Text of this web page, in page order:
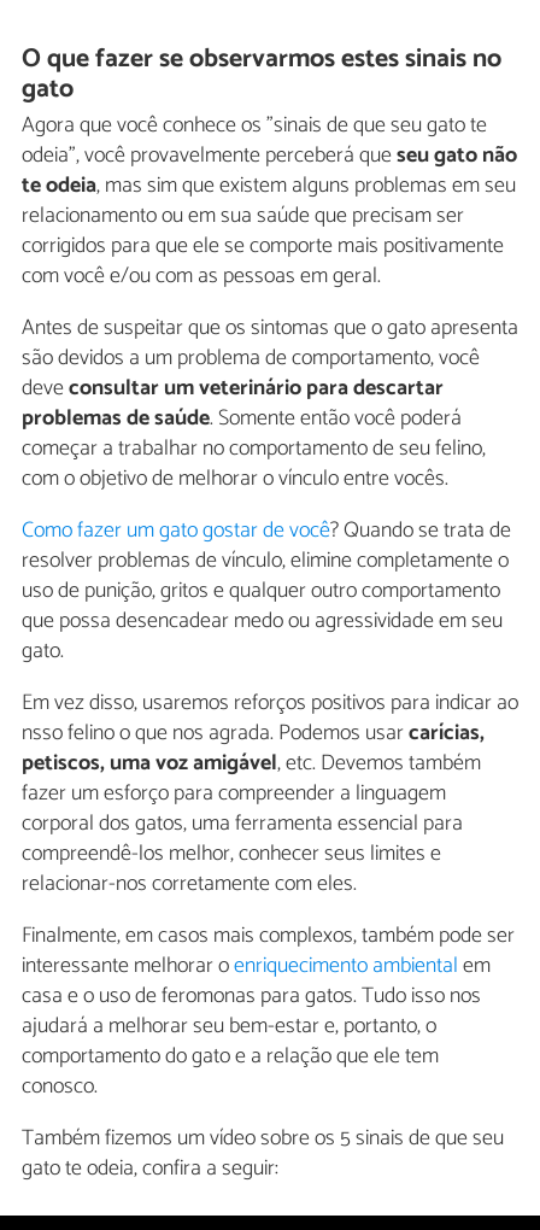
O que fazer se observarmos estes sinais no
gato
Agora que você conhece os "sinais de que seu gato te
odeia", você provavelmente perceberá queseu gato não
te odeia, mas sim que existem alguns problemas em seu
relacionamento ou em sua saúde que precisam ser
corrigidos para que ele se comporte mais positivamente
com você e/ou com as pessoas em geral.
Antes de suspeitar que os sintomas que o gato apresenta
são devidos a um problema de comportamento, você
deveconsultar um veterinário para descartar
problemas de saúde. Somente então você poderá
começar a trabalhar no comportamento de seu felino,
com o objetivo de melhorar o vínculo entre vocês.
Como fazer um gato gostar de você? Quando se trata de
resolver problemas de vínculo, elimine completamente o
uso de punição, gritos e qualquer outro comportamento
que possa desencadear medo ou agressividade em seu
gato.
Em vez disso, usaremos reforços positivos para indicar ao
nsso felino o que nos agrada. Podemos usarcarícias,
petiscos, uma voz amigável, etc. Devemos também
fazer um esforço para compreender a linguagem
corporal dos gatos, uma ferramenta essencial para
compreendê-los melhor, conhecer seus limites e
relacionar-nos corretamente com eles.
Finalmente, em casos mais complexos, também pode ser
interessante melhorar oenriquecimento ambientalem
casa e o uso de feromonas para gatos. Tudo isso nos
ajudará a melhorar seu bem-estar e, portanto, o
comportamento do gato e a relação que ele tem
conosco.
Também fizemos um vídeo sobre os 5 sinais de que seu
gato te odeia, confira a seguir: